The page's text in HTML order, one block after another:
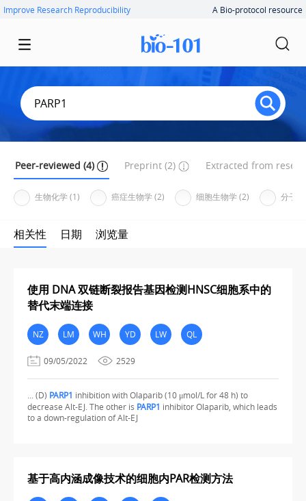
Improve Research Reproducibility A Bio-protocol resource
Peer-reviewed (4) Preprint (2) Extracted from
生物化学 (1) 癌症生物学 (2) 细胞生物学 (2) 分子
相关性 日期 浏览量
使用 DNA 双链断裂报告基因检测HNSC细胞系中的
替代末端连接
NZ LM WH YD LW QL
09/05/2022 2529
... (D) PARP1 inhibition with Olaparib (10 μmol/L for 48 h) to
decrease Alt-EJ. The other is PARP1 inhibitor Olaparib, which leads
to a down-regulation of Alt-EJ
基于高内涵成像技术的细胞内PAR检测方法